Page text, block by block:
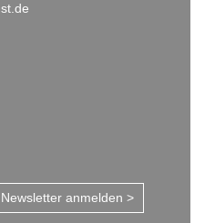
anmelden >